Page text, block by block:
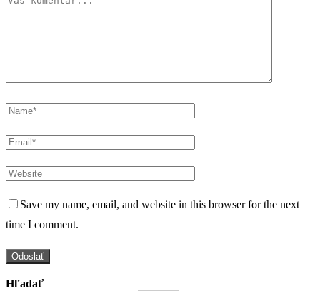
Save my name, email, and website in this browser for the next
time I comment.
Hľadať